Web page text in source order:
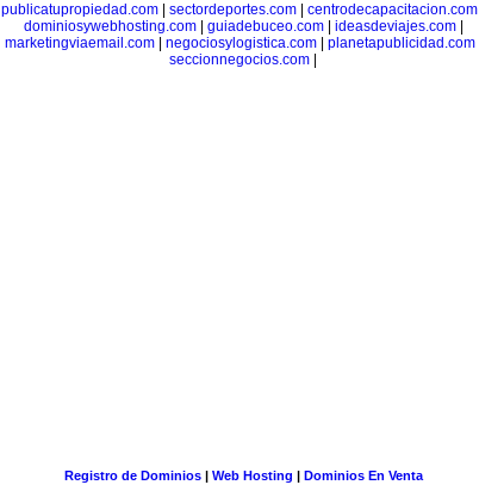
publicatupropiedad.com
sectordeportes.com centrodecapacitacion.com
dominiosywebhosting.com| guiadebuceo.com| ideasdeviajes.com|
marketingviaemail.com| negociosylogistica.com| planetapublicidad.com|
seccionnegocios.com
Registro de Dominios| Web Hosting | Dominios En Venta